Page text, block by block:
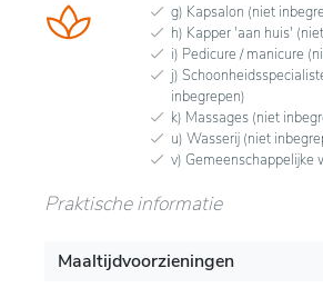
g) Kapsalon (niet
h) Kapper 'aan huis'
i) Pedicure / manicure
j)
inbegrepen)
k) Massages (niet
u) Wasserij (niet
v) Gemeenschappelijke
Praktische informatie
Maaltijdvoorzieningen